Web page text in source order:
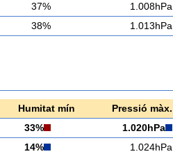
37% 1.008hPa
38% 1.013hPa
Humitat mín Pressió màx.
33% 1.020hPa
14% 1.024hPa